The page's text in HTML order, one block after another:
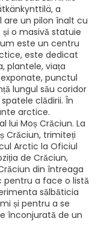
a
are un pilon înalt cu
o masivă statuie
este un centru
este dedicat
plantele, viața
punctul
lungul său coridor
clădirii. În
arctice.
lui Moș Crăciun. La
Crăciun, trimiteți
Arctic la Oficiul
de Crăciun,
din întreaga
pentru a face o listă
sălbăticia
și pentru a se
înconjurată de un